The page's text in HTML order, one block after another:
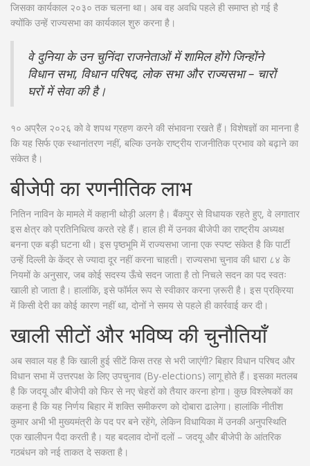
जिसका कार्यकाल २०३० तक चलना था। अब वह अवधि पहले ही समाप्त हो गई है
क्योंकि उन्हें राज्यसभा का कार्यकाल शुरु करना है।
वे दुनिया के उन चुनिंदा राजनेताओं में शामिल होंगे जिन्होंने
विधान सभा, विधान परिषद, लोक सभा और राज्यसभा – चारों
घरों में सेवा की है।
१० अप्रैल २०२६ को वे शपथ ग्रहण करने की संभावना रखते हैं। विशेषज्ञों का मानना है
कि यह सिर्फ एक स्थानांतरण नहीं, बल्कि उनके राष्ट्रीय राजनीतिक प्रभाव को बढ़ाने का
संकेत है।
बीजेपी का रणनीतिक लाभ
नितिन नाविन के मामले में कहानी थोड़ी अलग है। बैंकपुर से विधायक रहते हुए, वे लगातार
इस क्षेत्र को प्रतिनिधित्व करते रहे हैं। हाल ही में उनका बीजेपी का राष्ट्रीय अध्यक्ष
बनना एक बड़ी घटना थी। इस पृष्ठभूमि में राज्यसभा जाना एक स्पष्ट संकेत है कि पार्टी
उन्हें दिल्ली के केंद्र से ज्यादा दूर नहीं करना चाहती। राज्यसभा चुनाव की धारा ८४ के
नियमों के अनुसार, जब कोई सदस्य ऊँचे सदन जाता है तो निचले सदन का पद स्वतः
खाली हो जाता है। हालांकि, इसे फॉर्मल रूप से स्वीकार करना ज़रूरी है। इस प्रक्रिया
में किसी देरी का कोई कारण नहीं था, दोनों ने समय से पहले ही कार्रवाई कर दी।
खाली सीटों और भविष्य की चुनौतियाँ
अब सवाल यह है कि खाली हुई सीटें किस तरह से भरी जाएंगी? बिहार विधान परिषद और
विधान सभा में उत्तरपक्ष के लिए उपचुनाव (By-elections) लागू होते हैं। इसका मतलब
है कि जदयू और बीजेपी को फिर से नए चेहरों को तैयार करना होगा। कुछ विश्लेषकों का
कहना है कि यह निर्णय बिहार में शक्ति समीकरण को दोबारा ढालेगा। हालांकि नीतीश
कुमार अभी भी मुख्यमंत्री के पद पर बने रहेंगे, लेकिन विधायिका में उनकी अनुपस्थिति
एक खालीपन पैदा करती है। यह बदलाव दोनों दलों – जदयू और बीजेपी के आंतरिक
गठबंधन को नई ताकत दे सकता है।